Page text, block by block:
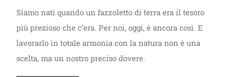
Siamo nati quando un fazzoletto di terra era il tesoro
più prezioso che c’era. Per noi, oggi, è ancora così. E
lavorarlo in totale armonia con la natura non è una
scelta, ma un nostro preciso dovere.